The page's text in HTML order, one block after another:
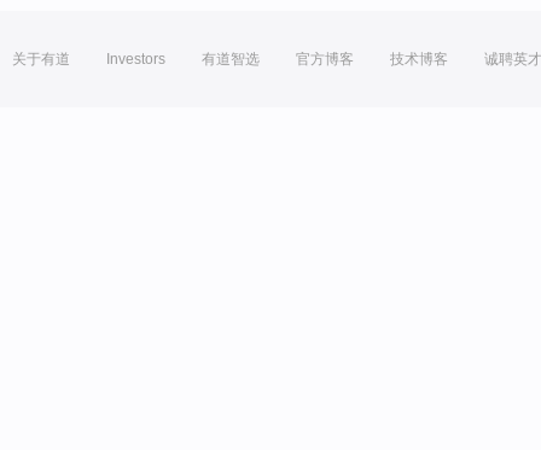
关于有道 Investors 有道智选 官方博客 技术博客 诚聘英才